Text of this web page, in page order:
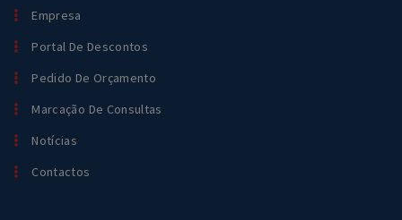
Empresa
Portal De Descontos
Pedido De Orçamento
Marcação De Consultas
Notícias
Contactos